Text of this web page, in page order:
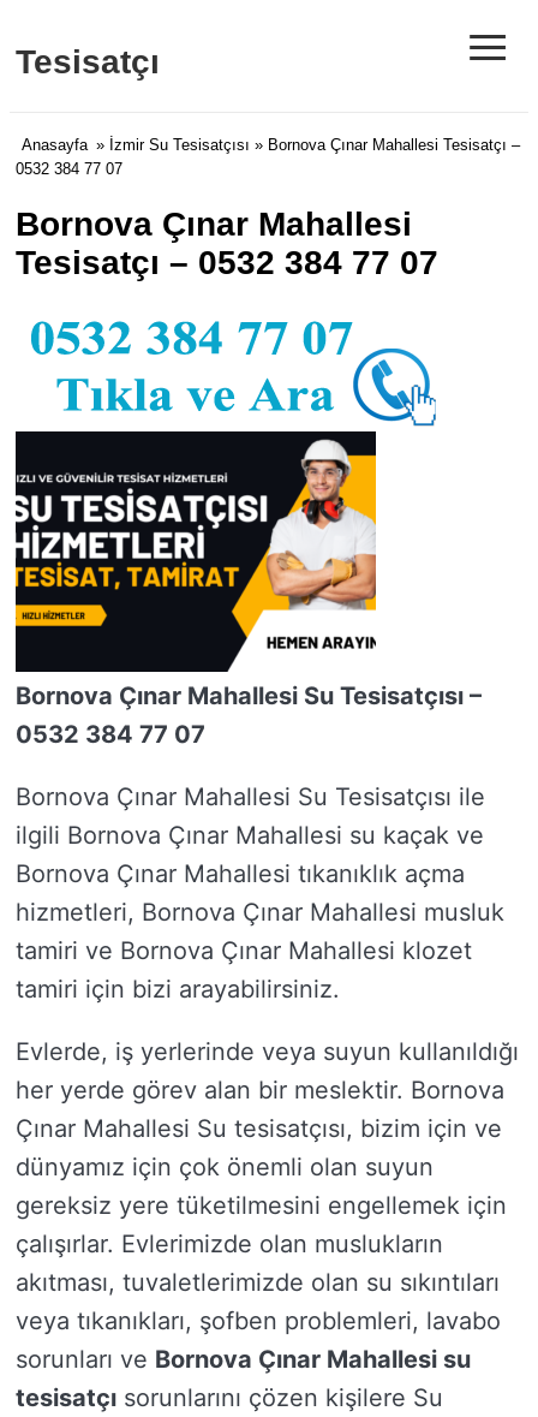
Tesisatçı ≡
Anasayfa » İzmir Su Tesisatçısı » Bornova Çınar Mahallesi Tesisatçı –
0532 384 77 07
Bornova Çınar Mahallesi
Tesisatçı – 0532 384 77 07
Bornova Çınar Mahallesi Su Tesisatçısı –
0532 384 77 07
Bornova Çınar Mahallesi Su Tesisatçısı ile
ilgili Bornova Çınar Mahallesi su kaçak ve
Bornova Çınar Mahallesi tıkanıklık açma
hizmetleri, Bornova Çınar Mahallesi musluk
tamiri ve Bornova Çınar Mahallesi klozet
tamiri için bizi arayabilirsiniz.
Evlerde, iş yerlerinde veya suyun kullanıldığı
her yerde görev alan bir meslektir. Bornova
Çınar Mahallesi Su tesisatçısı, bizim için ve
dünyamız için çok önemli olan suyun
gereksiz yere tüketilmesini engellemek için
çalışırlar. Evlerimizde olan muslukların
akıtması, tuvaletlerimizde olan su sıkıntıları
veya tıkanıkları, şofben problemleri, lavabo
sorunları ve Bornova Çınar Mahallesi su
tesisatçı sorunlarını çözen kişilere Su